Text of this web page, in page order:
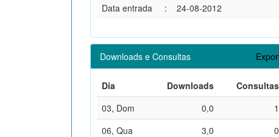
Data entrada
: 24-08-2012
Downloads e Consultas
Dia Downloads
Consultas
03, Dom
0,0
1
06, Qua
3,0
0